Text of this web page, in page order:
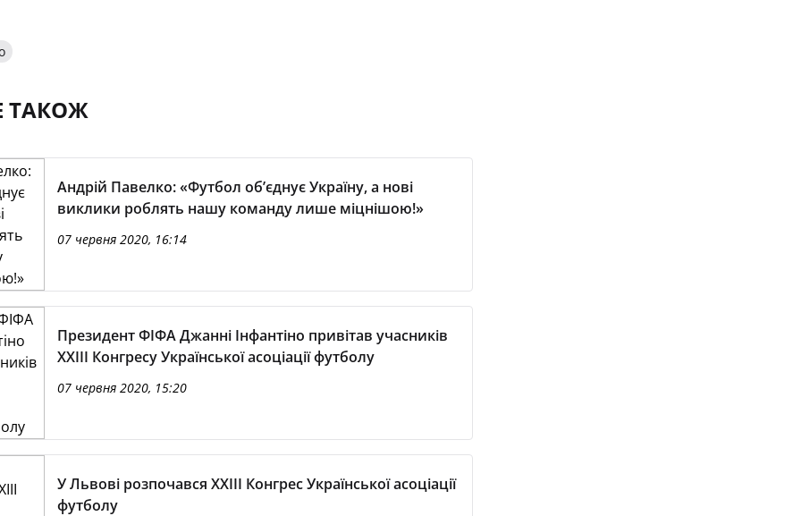
ТАКОЖ
Андрій Павелко: «Футбол об’єднує Україну, а нові
виклики роблять нашу команду лише міцнішою!»
07 червня 2020, 16:14
Президент ФІФА Джанні Інфантіно привітав учасників
XXIII Конгресу Української асоціації футболу
07 червня 2020, 15:20
У Львові розпочався XXIII Конгрес Української асоціації
футболу